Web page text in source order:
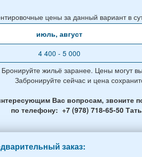
цены за данный вариант в
июль, август
4 400 - 5 000
Бронируйте жильё заранее. Цены могут
Забронируйте сейчас и цена
Вас вопросам, звоните
по телефону: +7 (978) 718-65-50
заказ: